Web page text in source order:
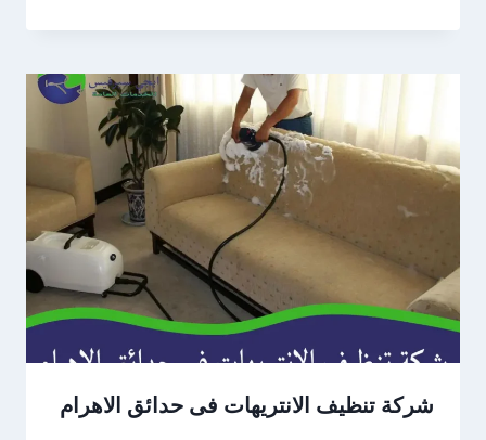
شركة تنظيف الانتريهات فى حدائق الاهرام